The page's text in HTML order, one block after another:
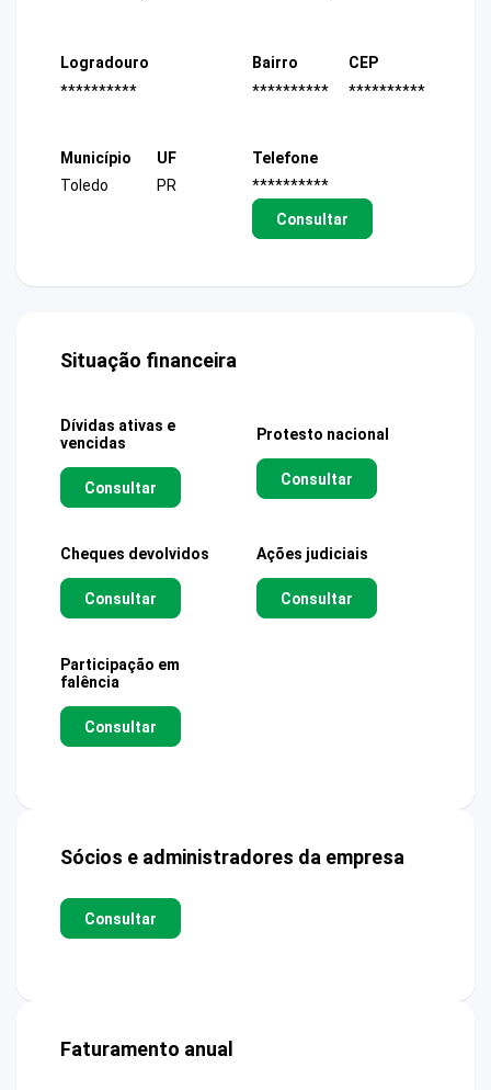
Logradouro
**********
Bairro
**********
CEP
**********
Município
Toledo
UF
PR
Telefone
**********
Consultar
Situação financeira
Dívidas ativas e
vencidas
Consultar
Protesto nacional
Consultar
Cheques devolvidos
Consultar
Ações judiciais
Consultar
Participação em
falência
Consultar
Sócios e administradores da empresa
Consultar
Faturamento anual